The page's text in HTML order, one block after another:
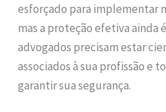
esforçado para implementar
mas a proteção efetiva ainda
advogados precisam estar
associados à sua profissão e
garantir sua segurança.